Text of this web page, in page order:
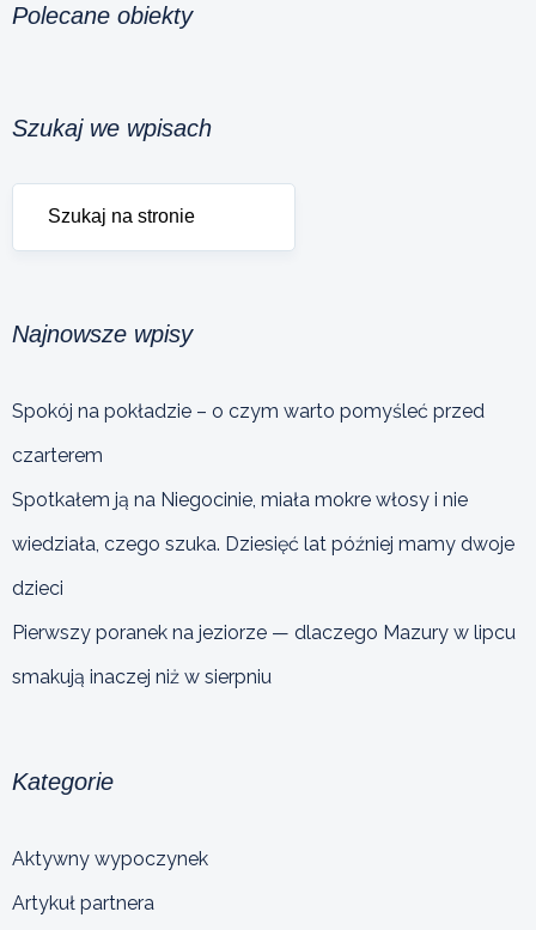
Polecane obiekty
Szukaj we wpisach
Najnowsze wpisy
Spokój na pokładzie – o czym warto pomyśleć przed
czarterem
Spotkałem ją na Niegocinie, miała mokre włosy i nie
wiedziała, czego szuka. Dziesięć lat później mamy dwoje
dzieci
Pierwszy poranek na jeziorze — dlaczego Mazury w lipcu
smakują inaczej niż w sierpniu
Kategorie
Aktywny wypoczynek
Artykuł partnera